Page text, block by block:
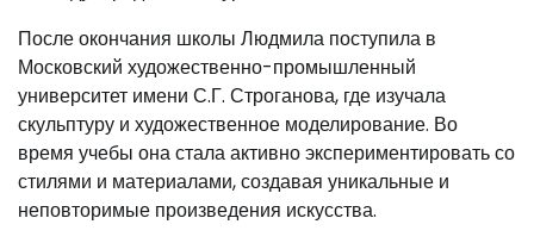
После окончания школы Людмила поступила в
Московский художественно-промышленный
университет имени С.Г. Строганова, где изучала
скульптуру и художественное моделирование. Во
время учебы она стала активно экспериментировать со
стилями и материалами, создавая уникальные и
неповторимые произведения искусства.